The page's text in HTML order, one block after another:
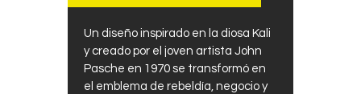
Un diseño inspirado en la diosa Kali
y creado por el joven artista John
Pasche en 1970 se transformó en
el emblema de rebeldía, negocio y